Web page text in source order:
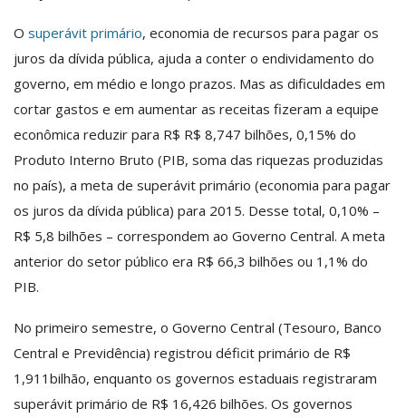
O superávit primário, economia de recursos para pagar os
juros da dívida pública, ajuda a conter o endividamento do
governo, em médio e longo prazos. Mas as dificuldades em
cortar gastos e em aumentar as receitas fizeram a equipe
econômica reduzir para R$ R$ 8,747 bilhões, 0,15% do
Produto Interno Bruto (PIB, soma das riquezas produzidas
no país), a meta de superávit primário (economia para pagar
os juros da dívida pública) para 2015. Desse total, 0,10% –
R$ 5,8 bilhões – correspondem ao Governo Central. A meta
anterior do setor público era R$ 66,3 bilhões ou 1,1% do
PIB.
No primeiro semestre, o Governo Central (Tesouro, Banco
Central e Previdência) registrou déficit primário de R$
1,911bilhão, enquanto os governos estaduais registraram
superávit primário de R$ 16,426 bilhões. Os governos